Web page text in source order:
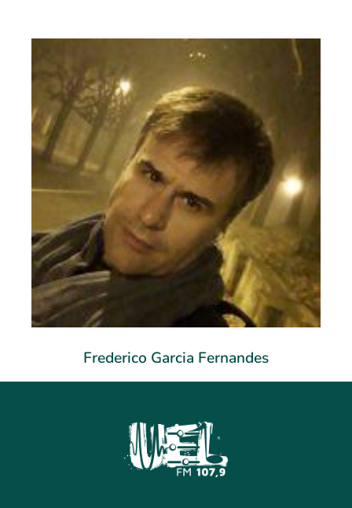
Frederico Garcia Fernandes